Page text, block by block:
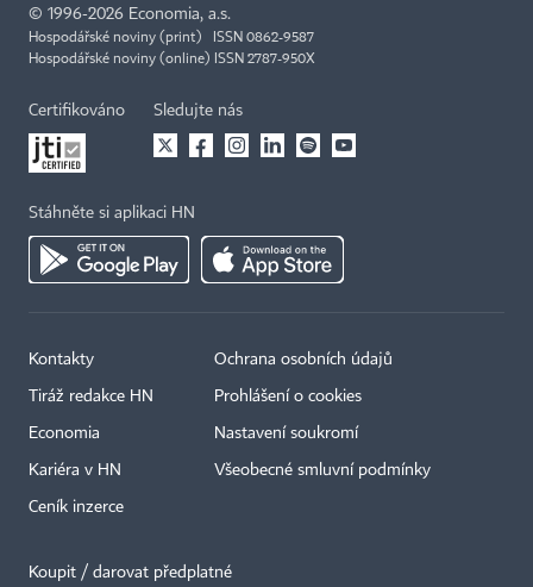
© 1996-2026 Economia, a.s.
Hospodářské noviny (print) ISSN 0862-9587
Hospodářské noviny (online) ISSN 2787-950X
Certifikováno Sledujte nás
Stáhněte si aplikaci HN
Kontakty
Tiráž redakce HN
Economia
Kariéra v HN
Ceník inzerce
Ochrana osobních údajů
Prohlášení o cookies
Nastavení soukromí
Všeobecné smluvní podmínky
Koupit / darovat předplatné